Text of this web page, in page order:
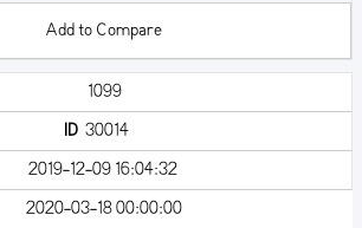
Add to Compare
1099
ID 30014
2019-12-09 16:04:32
2020-03-18 00:00:00